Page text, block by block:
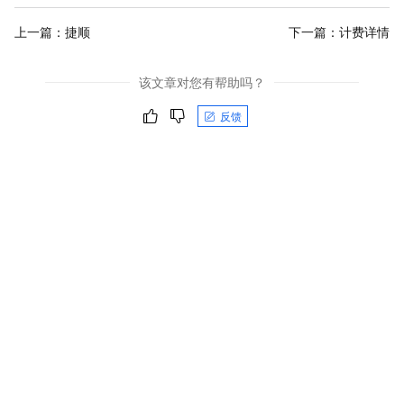
上一篇： 捷顺 下一篇： 计费详情
该文章对您有帮助吗？
反馈